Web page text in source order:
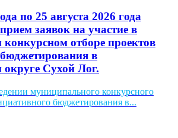
по 25 августа 2026 года
заявок на участие в
отборе проектов
в
Сухой Лог.
муниципального конкурсного
бюджетирования в...